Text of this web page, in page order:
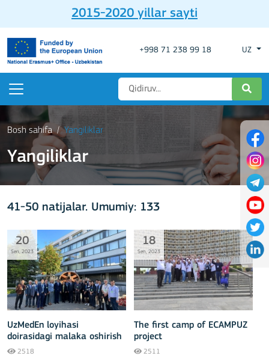
2015-2020 yillar sayti
+998 71 238 99 18 UZ
Bosh sahifa Yangiliklar
Yangiliklar
41-50 natijalar. Umumiy: 133
20
Sen, 2023
UzMedEn loyihasi
doirasidagi malaka oshirish
dasturi Latviyaning Riga
2518
18
Sen, 2023
The first camp of ECAMPUZ
project
2511